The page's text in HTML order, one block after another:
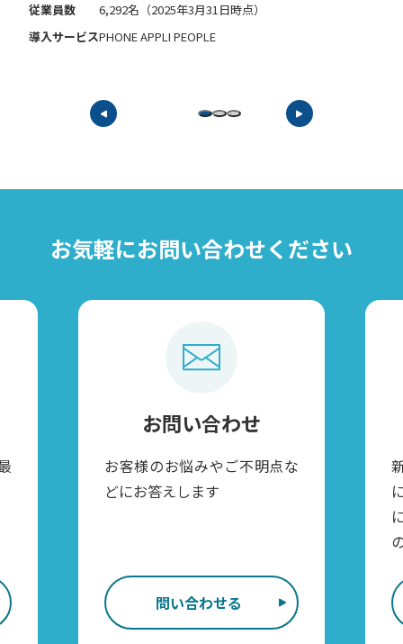
従業員数
6,292名（2025年3月31日時点）
導入サービスPHONE APPLI PEOPLE
お気軽にお問い合わせください
お問い合わせ
お客様のお悩みやご不明点な
どにお答えします
問い合わせる